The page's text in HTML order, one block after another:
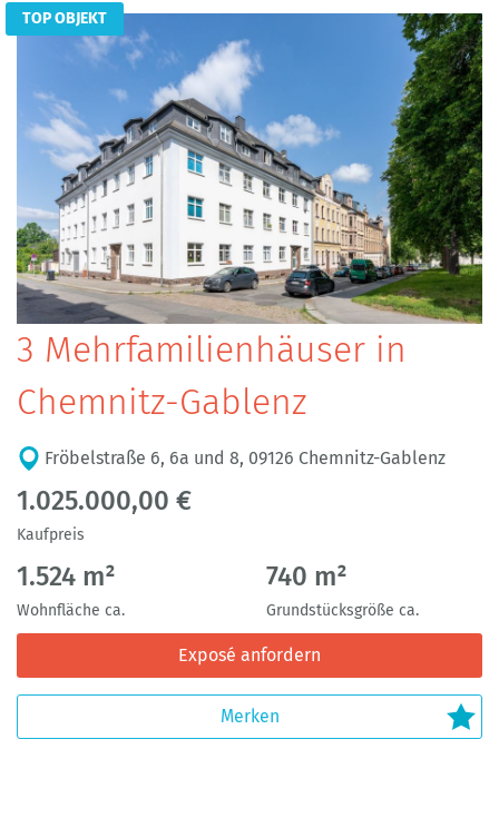
3 Mehrfamilienhäuser in
Chemnitz-Gablenz
Fröbelstraße 6, 6a und 8, 09126 Chemnitz-Gablenz
1.025.000,00 €
Kaufpreis
1.524 m²
Wohnfläche ca.
740 m²
Grundstücksgröße ca.
Exposé anfordern
TOP OBJEKT